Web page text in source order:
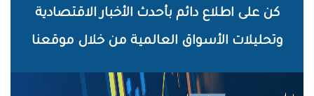
الرئيسي
كن على اطلاع دائم بأحدث الأخبار الاقتصادية
وتحليلات الأسواق العالمية من خلال موقعنا